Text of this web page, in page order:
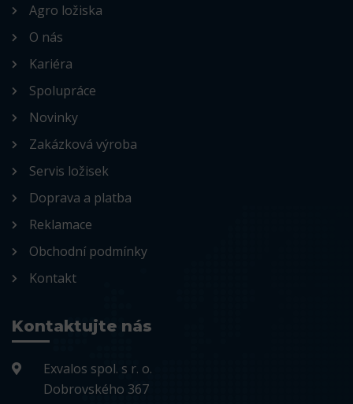
Agro ložiska
O nás
Kariéra
Spolupráce
Novinky
Zakázková výroba
Servis ložisek
Doprava a platba
Reklamace
Obchodní podmínky
Kontakt
Kontaktujte nás
Exvalos spol. s r. o.
Dobrovského 367